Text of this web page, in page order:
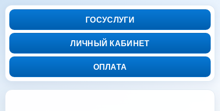
ГОСУСЛУГИ
ЛИЧНЫЙ КАБИНЕТ
ОПЛАТА